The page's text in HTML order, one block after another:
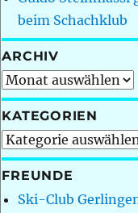
beim Schachklub
ARCHIV
Archiv
KATEGORIEN
Kategorien
FREUNDE
Ski-Club